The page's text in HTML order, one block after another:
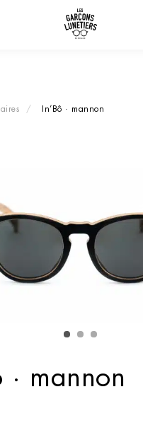
In’Bô · mannon
· mannon